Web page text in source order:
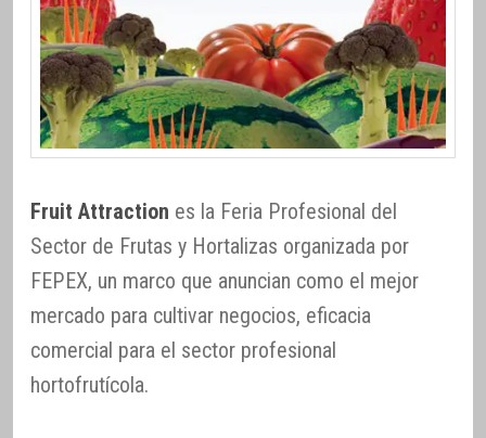
Fruit Attraction es la Feria Profesional del
Sector de Frutas y Hortalizas organizada por
FEPEX, un marco que anuncian como el mejor
mercado para cultivar negocios, eficacia
comercial para el sector profesional
hortofrutícola.